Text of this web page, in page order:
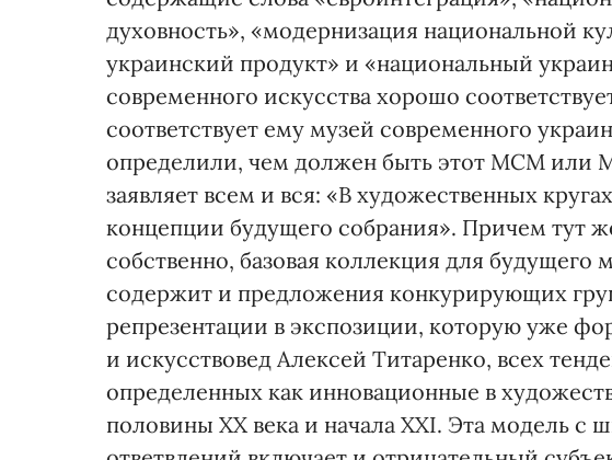
духовность», «модернизация национальной
украинский продукт» и «национальный
современного искусства хорошо
соответствует ему музей современного
определили, чем должен быть этот МСМ или
заявляет всем и вся: «В художественных
концепции будущего собрания». Причем тут
собственно, базовая коллекция для будущего
содержит и предложения конкурирующих
репрезентации в экспозиции, которую уже
и искусствовед Алексей Титаренко, всех
определенных как инновационные в
половины ХХ века и начала ХХІ. Эта модель с